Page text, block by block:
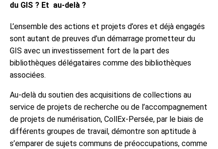
du GIS ? Et au-delà ?
L’ensemble des actions et projets d’ores et déjà engagés
sont autant de preuves d’un démarrage prometteur du
GIS avec un investissement fort de la part des
bibliothèques délégataires comme des bibliothèques
associées.
Au-delà du soutien des acquisitions de collections au
service de projets de recherche ou de l’accompagnement
de projets de numérisation, CollEx-Persée, par le biais de
différents groupes de travail, démontre son aptitude à
s’emparer de sujets communs de préoccupations, comme